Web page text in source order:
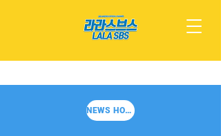
NEWS HOME